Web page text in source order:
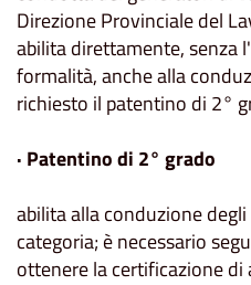
Direzione Provinciale del
abilita direttamente, senza
formalità, anche alla
richiesto il patentino di 2°
· Patentino di 2° grado
abilita alla conduzione
categoria; è necessario
ottenere la certificazione di